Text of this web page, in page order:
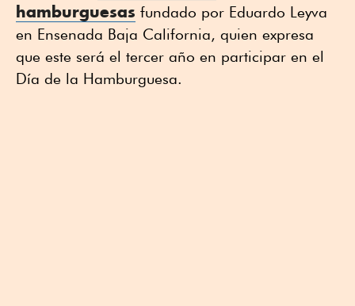
hamburguesas fundado por Eduardo Leyva
en Ensenada Baja California, quien expresa
que este será el tercer año en participar en el
Día de la Hamburguesa.